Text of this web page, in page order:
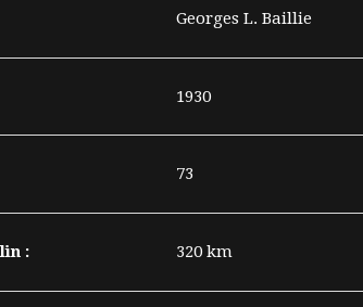
Georges L. Baillie
1930
73
: 320 km